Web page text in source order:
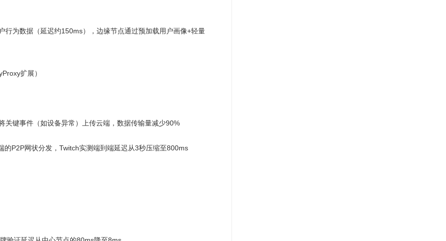
为数据（延迟约150ms），边缘节点通过预加载用户画像+轻量
扩展）
关键事件（如设备异常）上传云端，数据传输量减少90%
P2P网状分发，Twitch实测端到端延迟从3秒压缩至800ms